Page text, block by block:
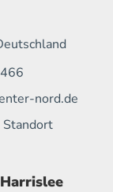
nord.de